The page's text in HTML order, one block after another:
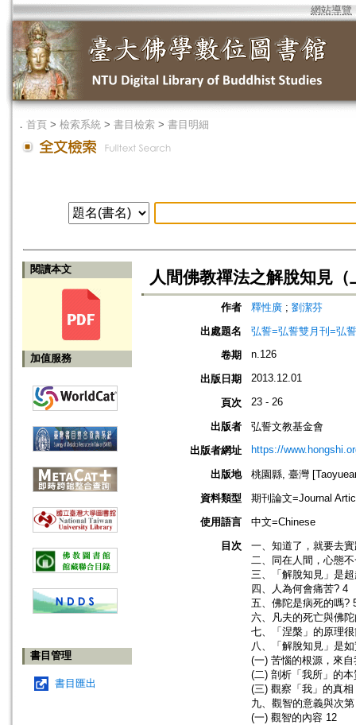
網站導覽
． 首頁 > 檢索系統 > 書目檢索 > 書目明細
閱讀本文
加值服務
書目管理
書目匯出
人間佛教禪法之解脫知見（
作者 釋性廣 ; 劉潔芬
出處題名
弘誓=弘誓雙月刊=弘
卷期
n.126
出版日期 2013.12.01
頁次 23 - 26
出版者
弘誓文教基金會
出版者網址
https://
出版地
桃園縣, 臺灣
資料類型
期刊論文=Journal
使用語言
中文=Chinese
目次
一、知道了，就要去
二、同在人間，心態
三、「解脫知見」是
四、人為何會痛苦? 4
五、佛陀是病死的嗎?
六、凡夫的死亡與佛
七、「涅槃」的原理
八、「解脫知見」是
(一) 苦惱的根源，來
(二) 剖析「我所」的本
(三) 觀察「我」的真相
九、觀智的意義與次
(一) 觀智的內容 12